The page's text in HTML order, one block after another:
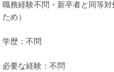
職務経験不問・新卒者と同等
ため）
学歴：不問
必要な経験：不問